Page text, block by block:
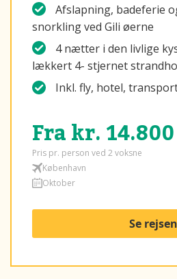
Afslapning, badeferie
snorkling ved Gili øerne
4 nætter i den livlige
lækkert 4- stjernet
Inkl. fly, hotel,
Fra kr. 14.800
Pris pr. person ved 2 voksne
København
Oktober
Se rejsen